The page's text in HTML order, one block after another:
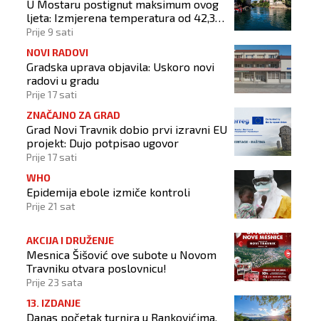
U Mostaru postignut maksimum ovog
ljeta: Izmjerena temperatura od 42,3
stupnja Celzijeva
Prije 9 sati
NOVI RADOVI
Gradska uprava objavila: Uskoro novi
radovi u gradu
Prije 17 sati
ZNAČAJNO ZA GRAD
Grad Novi Travnik dobio prvi izravni EU
projekt: Dujo potpisao ugovor
Prije 17 sati
WHO
Epidemija ebole izmiče kontroli
Prije 21 sat
AKCIJA I DRUŽENJE
Mesnica Šišović ove subote u Novom
Travniku otvara poslovnicu!
Prije 23 sata
13. IZDANJE
Danas početak turnira u Rankovićima,